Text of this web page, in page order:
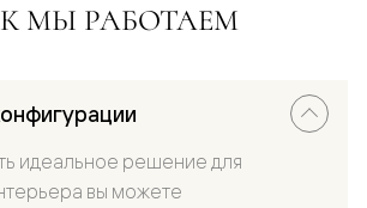
МЫ РАБОТАЕМ
идеальное решение для
вы можете